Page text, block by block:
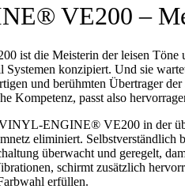
VE200 –
die Meisterin der leisen Töne
konzipiert. Und sie
und berühmten Übertrager
Kompetenz, passt also
ENGINE® VE200 in der
eliminiert.
überwacht und geregelt,
schirmt zusätzlich
erfüllen.